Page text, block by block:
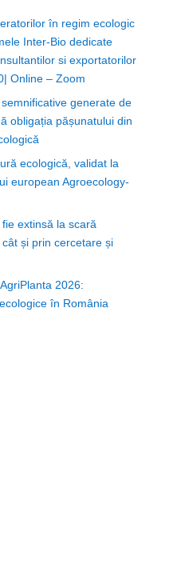
în regim ecologic
Inter-Bio dedicate
si exportatorilor
Online – Zoom
generate de
obligația pășunatului din
ecologică, validat la
european Agroecology-
extinsă la scară
și prin cercetare și
2026:
în România